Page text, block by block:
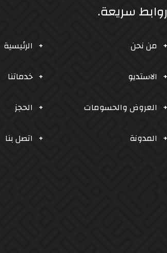
روابط سريعة.
الرئيسية
من نحن
خدماتنا
الاستديو
الحجز
العروض والحسومات
اتصل بنا
المدونة